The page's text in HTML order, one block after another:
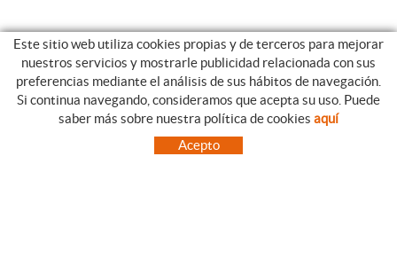
CATEGORIAS GUIA DE COMPRA
CONDICIONES DE COMPRA
PAGO
Este sitio web utiliza cookies propias y de terceros para mejorar
nuestros servicios y mostrarle publicidad relacionada con sus
preferencias mediante el análisis de sus hábitos de navegación.
Si continua navegando, consideramos que acepta su uso. Puede
saber más sobre nuestra política de cookies aquí
Acepto